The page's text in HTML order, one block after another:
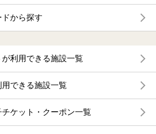
から探す
利用できる施設一覧
できる施設一覧
ケット・クーポン一覧